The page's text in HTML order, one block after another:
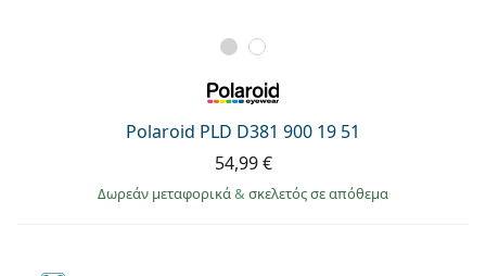
Polaroid PLD D381 900 19 51
54,99 €
Δωρεάν μεταφορικά & σκελετός σε απόθεμα